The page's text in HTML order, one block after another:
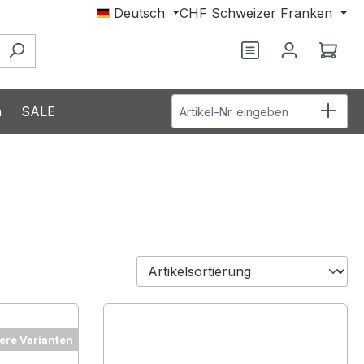
Deutsch CHF Schweizer Franken
Du hast 0
SALE Artikel-Nr. eingeben
Varianten